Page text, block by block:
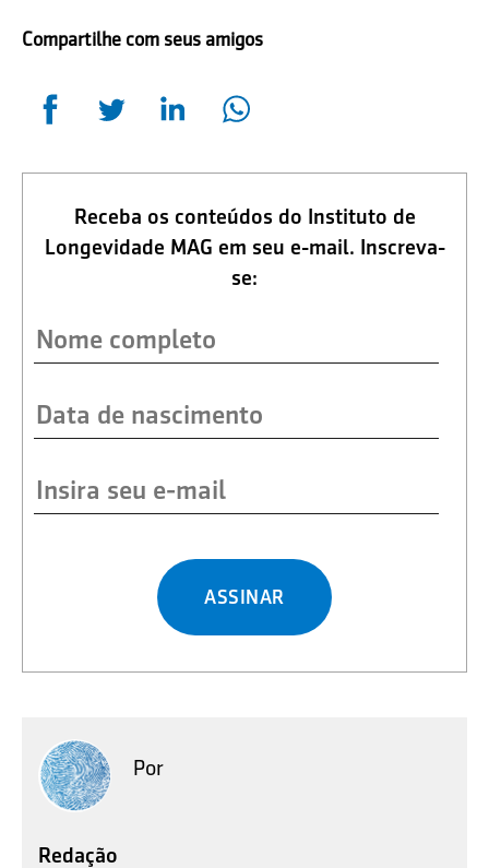
Compartilhe com seus amigos
Receba os conteúdos do Instituto de
Longevidade MAG em seu e-mail. Inscreva-
se:
ASSINAR
Por
Redação